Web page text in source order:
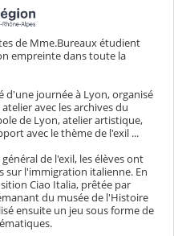
de Mme.Bureaux étudient
empreinte dans toute la
d'une journée à Lyon, organisé
avec les archives du
de Lyon, atelier artistique,
avec le thème de l'exil ...
de l'exil, les élèves ont
sur l'immigration italienne. En
Ciao Italia, prêtée par
du musée de l'Histoire
ensuite un jeu sous forme de